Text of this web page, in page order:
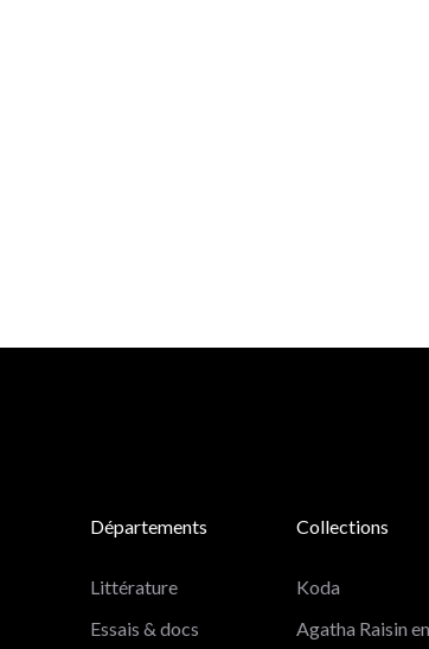
Départements
Littérature
Essais & docs
Collections
Koda
Agatha Raisin